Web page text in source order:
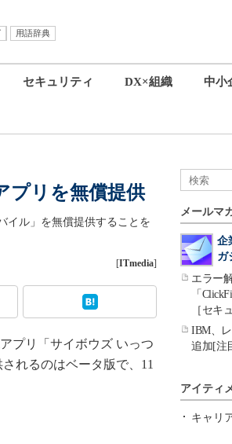
用語辞典
セキュリティ DX×組織 中小
プリを無償提供
イル」を無償提供することを
[ITmedia]
プリ「サイボウズ いっつ
れるのはベータ版で、11
メールマ
企
ガ
エラー
「
［セキ
IBM、
追加[注
アイティ
キャリ